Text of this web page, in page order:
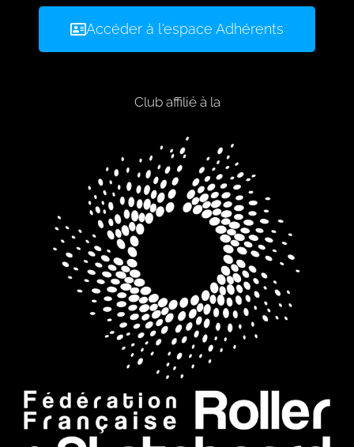
Accéder à l'espace Adhérents
Club affilié à la